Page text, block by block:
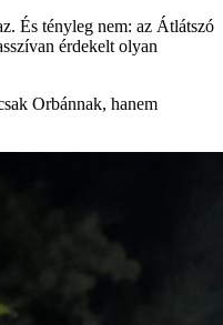
És tényleg nem: az Átlátszó
érdekelt olyan
Orbánnak, hanem